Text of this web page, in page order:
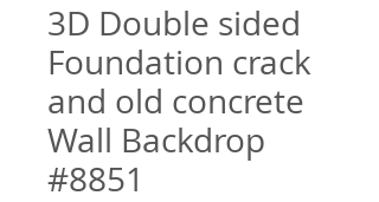
3D Double sided
Foundation crack
and old concrete
Wall Backdrop
#8851